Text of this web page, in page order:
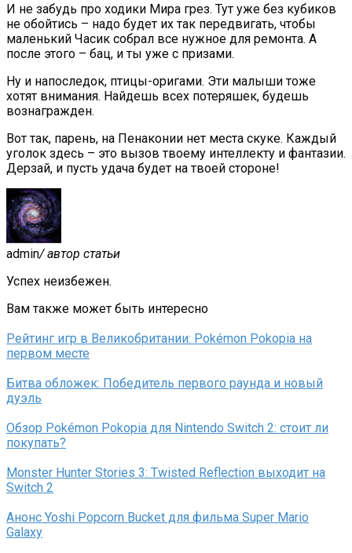
И не забудь про ходики Мира грез. Тут уже без кубиков
не обойтись – надо будет их так передвигать, чтобы
маленький Часик собрал все нужное для ремонта. А
после этого – бац, и ты уже с призами.
Ну и напоследок, птицы-оригами. Эти малыши тоже
хотят внимания. Найдешь всех потеряшек, будешь
вознагражден.
Вот так, парень, на Пенаконии нет места скуке. Каждый
уголок здесь – это вызов твоему интеллекту и фантазии.
Дерзай, и пусть удача будет на твоей стороне!
admin/ автор статьи
Успех неизбежен.
Вам также может быть интересно
Рейтинг игр в Великобритании: Pokémon Pokopia на
первом месте
Битва обложек: Победитель первого раунда и новый
дуэль
Обзор Pokémon Pokopia для Nintendo Switch 2: стоит ли
покупать?
Monster Hunter Stories 3: Twisted Reflection выходит на
Switch 2
Анонс Yoshi Popcorn Bucket для фильма Super Mario
Galaxy